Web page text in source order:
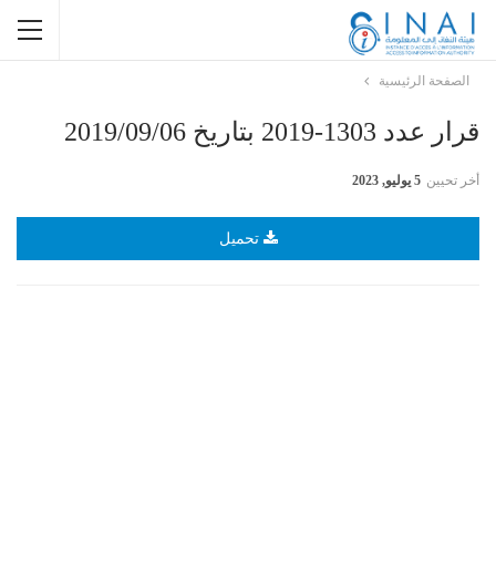
الصفحة الرئيسية
قرار عدد 1303-2019 بتاريخ 2019/09/06
أخر تحيين 5 يوليو, 2023
تحميل